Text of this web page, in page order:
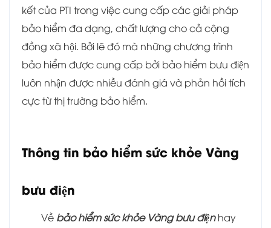
kết của PTI trong việc cung cấp các giải pháp
bảo hiểm đa dạng, chất lượng cho cả cộng
đồng xã hội. Bởi lẽ đó mà những chương trình
bảo hiểm được cung cấp bởi bảo hiểm bưu điện
luôn nhận được nhiều đánh giá và phản hồi tích
cực từ thị trường bảo hiểm.
Thông tin bảo hiểm sức khỏe Vàng
bưu điện
Về bảo hiểm sức khỏe Vàng bưu điệnhay